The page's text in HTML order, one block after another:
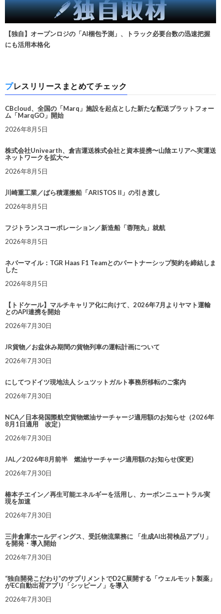
【独自】オープンロジの「AI梱包予測」、トラック必要台数の迅速把握
にも活用本格化
プレスリリースまとめてチェック
CBcloud、全国の「Marq」施設を起点とした新たな配送プラットフォー
ム「MarqGO」開始
2026年8月5日
株式会社Univearth、倉吉運送株式会社と資本提携〜山陰エリアへ実運送
ネットワークを拡大〜
2026年8月5日
川崎重工業／ばら積運搬船「ARISTOS II」の引き渡し
2026年8月5日
フジトランスコーポレーション／新造船「蓉翔丸」就航
2026年8月5日
ネバーマイル：TGR Haas F1 Teamとのパートナーシップ契約を締結しま
した
2026年8月5日
【トドケール】マルチキャリア化に向けて、2026年7月よりヤマト運輸
とのAPI連携を開始
2026年7月30日
JR貨物／お盆休み期間の貨物列車の運転計画について
2026年7月30日
にしてつドイツ現地法人 シュツットガルト事務所移転のご案内
2026年7月30日
NCA／日本発国際航空貨物燃油サーチャージ適用額のお知らせ（2026年
8月1日適用 改定）
2026年7月30日
JAL／2026年8月前半 燃油サーチャージ適用額のお知らせ(変更)
2026年7月30日
椿本チエイン／再生可能エネルギーを活用し、カーボンニュートラル実
現を加速
2026年7月30日
三井倉庫ホールディングス、受託物流業務に 「生成AI出荷検品アプリ」
を開発・導入開始
2026年7月30日
“独自開発こだわり”のサプリメントでD2C展開する「ウェルモット製薬」
がEC自動出荷アプリ「シッピーノ」を導入
2026年7月30日